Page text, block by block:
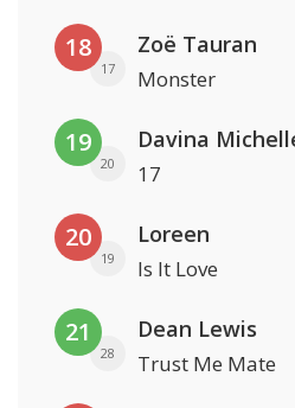
18
17
Zoë Tauran
Monster
19
20
Davina
17
20
19
Loreen
Is It Love
21
28
Dean Lewis
Trust Me Mate